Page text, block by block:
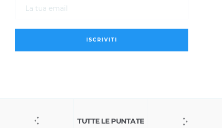
TUTTE LE PUNTATE